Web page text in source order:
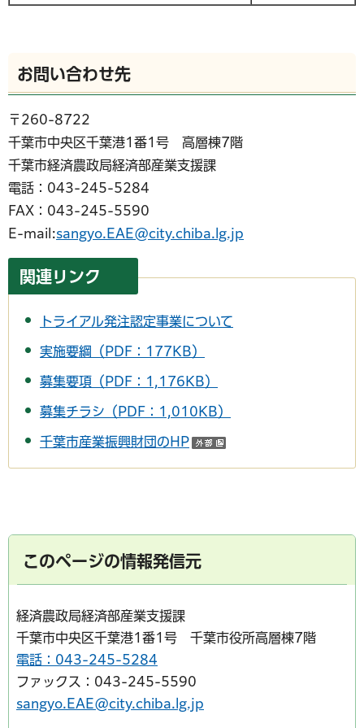
お問い合わせ先
〒260-8722
千葉市中央区千葉港1番1号 高層棟7階
千葉市経済農政局経済部産業支援課
電話：043-245-5284
FAX：043-245-5590
E-mail:sangyo.EAE@city.chiba.lg.jp
関連リンク
トライアル発注認定事業について
実施要綱（PDF：177KB）
募集要項（PDF：1,176KB）
募集チラシ（PDF：1,010KB）
千葉市産業振興財団のHP
このページの情報発信元
経済農政局経済部産業支援課
千葉市中央区千葉港1番1号 千葉市役所高層棟7階
電話：043-245-5284
ファックス：043-245-5590
sangyo.EAE@city.chiba.lg.jp